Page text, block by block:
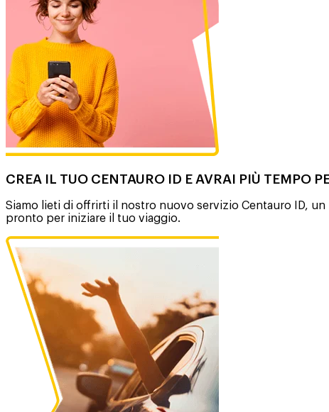
CREA IL TUO CENTAURO ID E AVRAI PIÙ TEMPO
Siamo lieti di offrirti il nostro nuovo servizio Centauro ID,
pronto per iniziare il tuo viaggio.